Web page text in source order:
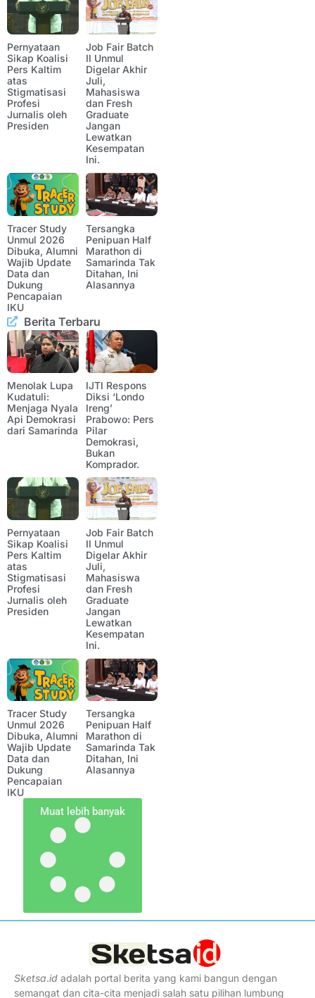
Pernyataan
Sikap Koalisi
Pers Kaltim
atas
Stigmatisasi
Profesi
Jurnalis oleh
Presiden
Job Fair Batch
II Unmul
Digelar Akhir
Juli,
Mahasiswa
dan Fresh
Graduate
Jangan
Lewatkan
Kesempatan
Ini.
Tracer Study
Unmul 2026
Dibuka, Alumni
Wajib Update
Data dan
Dukung
Pencapaian
IKU
Tersangka
Penipuan Half
Marathon di
Samarinda Tak
Ditahan, Ini
Alasannya
Berita Terbaru
Menolak Lupa
Kudatuli:
Menjaga Nyala
Api Demokrasi
dari Samarinda
IJTI Respons
Diksi ‘Londo
Ireng’
Prabowo: Pers
Pilar
Demokrasi,
Bukan
Komprador.
Pernyataan
Sikap Koalisi
Pers Kaltim
atas
Stigmatisasi
Profesi
Jurnalis oleh
Presiden
Job Fair Batch
II Unmul
Digelar Akhir
Juli,
Mahasiswa
dan Fresh
Graduate
Jangan
Lewatkan
Kesempatan
Ini.
Tracer Study
Unmul 2026
Dibuka, Alumni
Wajib Update
Data dan
Dukung
Pencapaian
IKU
Tersangka
Penipuan Half
Marathon di
Samarinda Tak
Ditahan, Ini
Alasannya
Muat lebih banyak
Sketsa.id adalah portal berita yang kami bangun dengan
semangat dan cita-cita menjadi salah satu pilihan lumbung